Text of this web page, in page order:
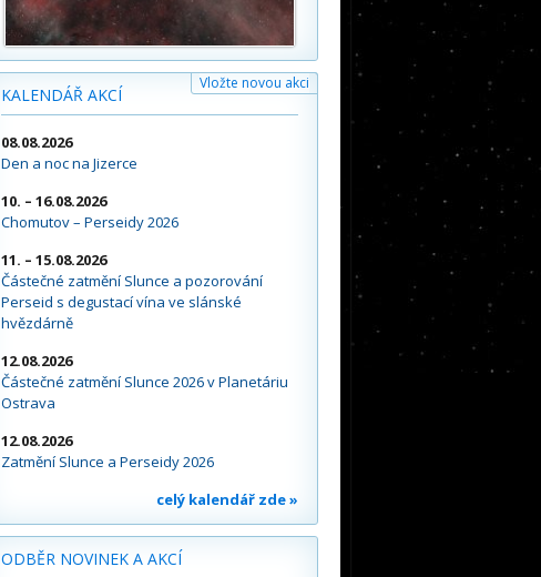
KALENDÁŘ AKCÍ
Vložte novou akci
08.08.2026
Den a noc na Jizerce
10. – 16.08.2026
Chomutov – Perseidy 2026
11. – 15.08.2026
Částečné zatmění Slunce a pozorování
Perseid s degustací vína ve slánské
hvězdárně
12.08.2026
Částečné zatmění Slunce 2026 v Planetáriu
Ostrava
12.08.2026
Zatmění Slunce a Perseidy 2026
celý kalendář zde »
ODBĚR NOVINEK A AKCÍ